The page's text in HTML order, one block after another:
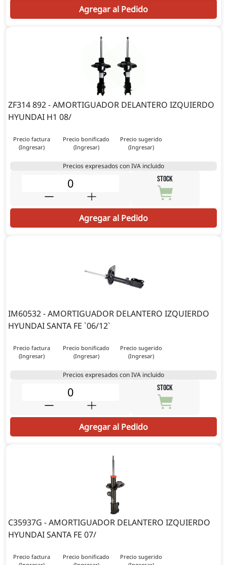
Agregar al Pedido
ZF314 892 - AMORTIGUADOR DELANTERO IZQUIERDO
HYUNDAI H1 08/
Precio factura
(Ingresar)
Precio bonificado
(Ingresar)
Precio sugerido
(Ingresar)
Precios expresados con IVA incluido
STOCK
Agregar al Pedido
IM60532 - AMORTIGUADOR DELANTERO IZQUIERDO
HYUNDAI SANTA FE `06/12`
Precio factura
(Ingresar)
Precio bonificado
(Ingresar)
Precio sugerido
(Ingresar)
Precios expresados con IVA incluido
STOCK
Agregar al Pedido
C35937G - AMORTIGUADOR DELANTERO IZQUIERDO
HYUNDAI SANTA FE 07/
Precio factura
Precio bonificado
Precio sugerido